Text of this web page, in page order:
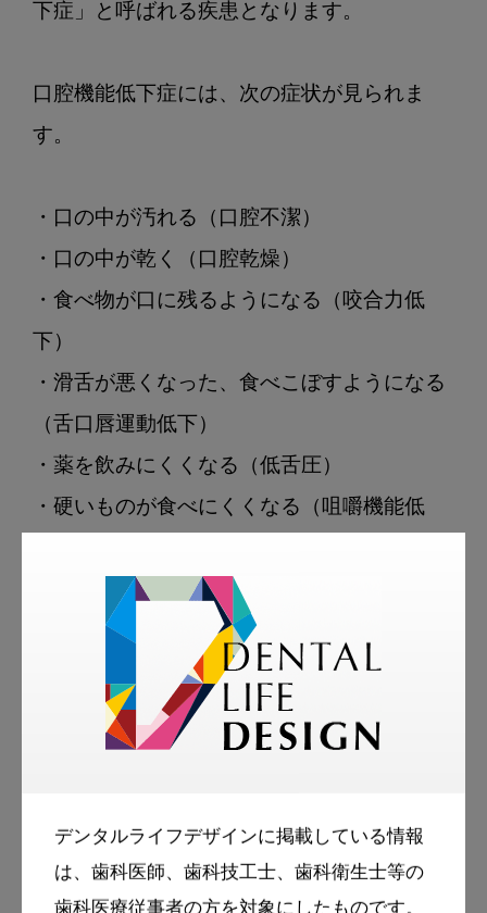
デンタルライフデザインに掲載している情報
は、歯科医師、歯科技工士、歯科衛生士等の
下症」と呼ばれる疾患となります。
口腔機能低下症には、次の症状が見られま
す。
・口の中が汚れる（口腔不潔）
・口の中が乾く（口腔乾燥）
・食べ物が口に残るようになる（咬合力低
下）
・滑舌が悪くなった、食べこぼすようになる
（舌口唇運動低下）
・薬を飲みにくくなる（低舌圧）
・硬いものが食べにくくなる（咀嚼機能低
・食事の時にむせるようになる（嚥下機能低
このような状態が続くと、う蝕や歯周病につ
ながる恐れがあります。
咀嚼障害や摂食・嚥下障害